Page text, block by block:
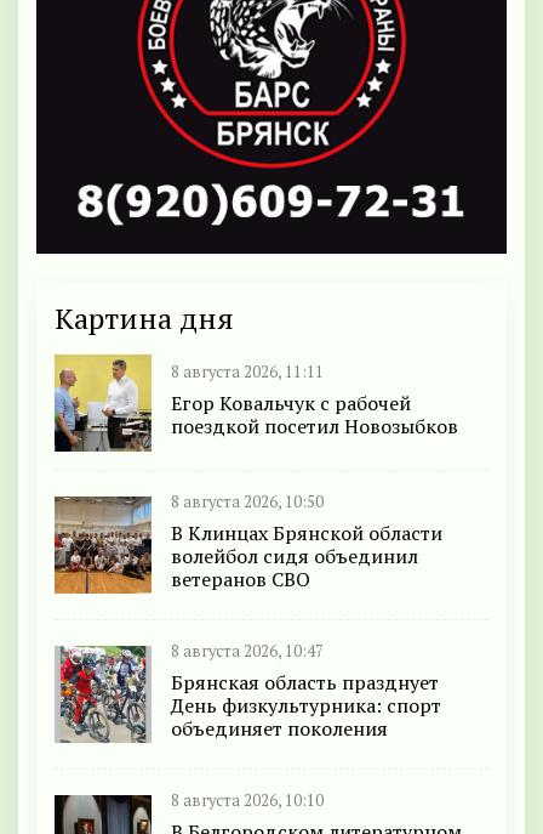
Картина дня
8 августа 2026, 11:11
Егор Ковальчук с рабочей
поездкой посетил Новозыбков
8 августа 2026, 10:50
В Клинцах Брянской области
волейбол сидя объединил
ветеранов СВО
8 августа 2026, 10:47
Брянская область празднует
День физкультурника: спорт
объединяет поколения
8 августа 2026, 10:10